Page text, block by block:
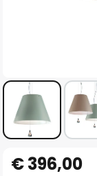
Anfang
€ 396,00